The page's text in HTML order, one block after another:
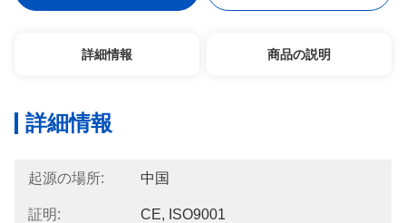
詳細情報 商品の説明
詳細情報
起源の場所: 中国
証明: CE, ISO9001